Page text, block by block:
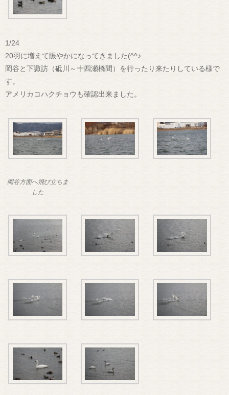
1/24
20羽に増えて賑やかになってきました(^^♪
岡谷と下諏訪（砥川～十四瀬橋間）を行ったり来たりしている様で
す。
アメリカコハクチョウも確認出来ました。
岡谷方面へ飛び立ちま
した